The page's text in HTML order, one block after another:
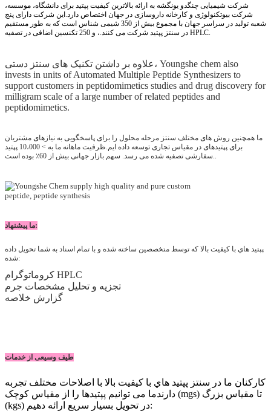
شرکت شیمیایی چنگدو یونگشه به ارائه بالاترین کیفیت پپتید برای دانشگاه، موسسه،
شرکت بیوتکنولوژی و کارخانه داروسازی در جهان اختصاص دارد.این شرکت دارای پنج
شعبه تولید در سراسر جهان با مجموع بیش از 350 شیمی شناس است که به طور مستقیم
در سنتز پپتید شرکت می کنند.، و 250 تکنسین اضافی در تصفیه HPLC.
علاوه بر داشتن تکنیک های سنتز دستی، Youngshe chem also
invests in units of Automated Multiple Peptide Synthesizers to
support customers in peptidomimetics studies and drug discovery for
milligram scale of a large number of related peptides and
peptidomimetics.
ما همچنین روش های مختلف سنتز مرحله محلول را برای پاسخگویی به نیازهای مشتریان
برای پپتیدهای در مقیاس تجاری توسعه داده ایم.
ظرفیت ماهانه ما به > 10،000 پپتید
سفارشی تصفیه شده می رسد. سهم بازار جهانی بیش از 60٪ بوده است..
ماپیشنهاد:
پپتيد هاي با کيفيت بالا که توسط متخصصين ساخته شده و با تمام اسناد به شما تحویل داده
شده:
کروماتوگرام HPLC
تجزیه و تحلیل مشخصات جرم
گزارش خلاصه
طیف وسیعی از خدمات
کارکنان ما در سنتز پپتيد هاي با کيفيت بالا با اصلاحات مختلف تجربه
دارندما می توانیم پپتیدها را از مقیاس کوچک (mgs) تا مقیاس بزرگ
(kgs) در تحویل بسیار سریع ارائه دهیم: